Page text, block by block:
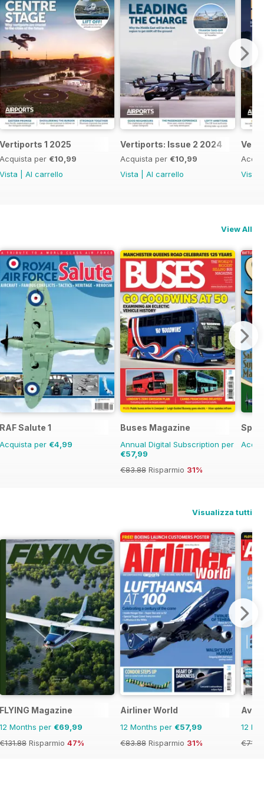
Vertiports 1 2025
Acquista per €10,99
Vista
Al carrello
Vertiports: Issue 2 2024
Acquista per €10,99
Vista
Al carrello
Vista
View All
RAF Salute 1
Acquista per €4,99
Buses Magazine
Annual Digital Subscription per
€57,99
€83.88 Risparmio 31%
Visualizza tutti
FLYING Magazine
12 Months per €69,99
€131.88 Risparmio 47%
Airliner World
12 Months per €57,99
€83.88 Risparmio 31%
12